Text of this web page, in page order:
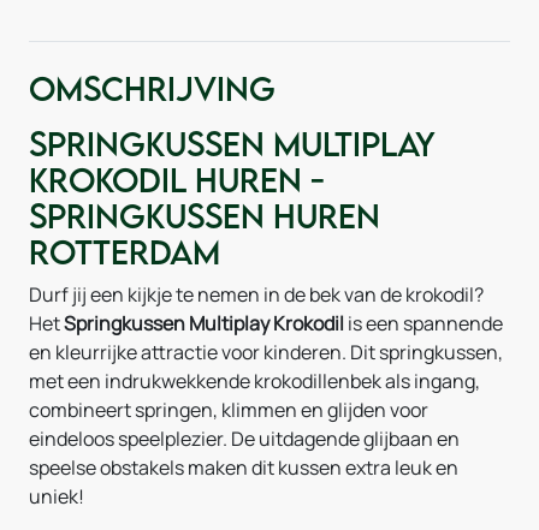
Omschrijving
Springkussen Multiplay
Krokodil huren -
Springkussen Huren
Rotterdam
Durf jij een kijkje te nemen in de bek van de krokodil?
HetSpringkussen Multiplay Krokodilis een spannende
en kleurrijke attractie voor kinderen. Dit springkussen,
met een indrukwekkende krokodillenbek als ingang,
combineert springen, klimmen en glijden voor
eindeloos speelplezier. De uitdagende glijbaan en
speelse obstakels maken dit kussen extra leuk en
uniek!